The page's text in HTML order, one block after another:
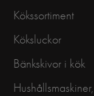
Kökssortiment
Köksluckor
Bänkskivor i kök